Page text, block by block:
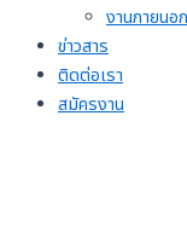
งานภายนอก
ข่าวสาร
ติดต่อเรา
สมัครงาน